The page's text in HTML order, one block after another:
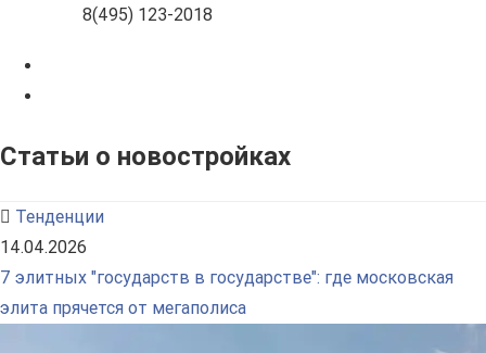
8(495) 123-2018
Статьи о новостройках
Тенденции
14.04.2026
7 элитных "государств в государстве": где московская
элита прячется от мегаполиса